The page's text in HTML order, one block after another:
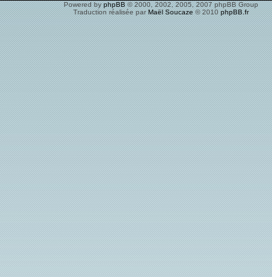
Powered byphpBB© 2000, 2002, 2005, 2007 phpBB Group
Traduction réalisée parMaël Soucaze© 2010phpBB.fr